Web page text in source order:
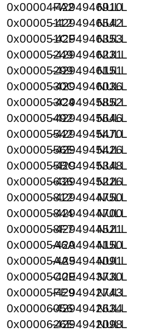
0x00004FA2-4294946910
NULL
0x00005112-4294946542
NULL
0x000051CF-4294946353
NULL
0x00005249-4294946231
NULL
0x00005299-4294946151
NULL
0x0000530C-4294946036
NULL
0x000053C4-4294945852
NULL
0x00005492-4294945646
NULL
0x00005542-4294945470
NULL
0x0000556E-4294945426
NULL
0x000055BC-4294945348
NULL
0x00005636-4294945226
NULL
0x00005812-4294944750
NULL
0x00005844-4294944700
NULL
0x000058F7-4294944521
NULL
0x00005A6A-4294944150
NULL
0x00005AA5-4294944091
NULL
0x00005C0E-4294943730
NULL
0x00005FE9-4294942743
NULL
0x00006056-4294942634
NULL
0x0000626E-4294942098
NULL